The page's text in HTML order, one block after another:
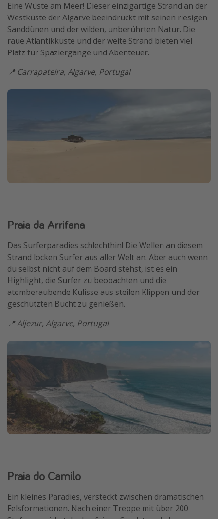
Eine Wüste am Meer! Dieser einzigartige Strand an der
Westküste der Algarve beeindruckt mit seinen riesigen
Sanddünen und der wilden, unberührten Natur. Die
raue Atlantikküste und der weite Strand bieten viel
Platz für Spaziergänge und Abenteuer.
📍 Carrapateira, Algarve, Portugal
Praia da Arrifana
Das Surferparadies schlechthin! Die Wellen an diesem
Strand locken Surfer aus aller Welt an. Aber auch wenn
du selbst nicht auf dem Board stehst, ist es ein
Highlight, die Surfer zu beobachten und die
atemberaubende Kulisse aus steilen Klippen und der
geschützten Bucht zu genießen.
📍 Aljezur, Algarve, Portugal
Praia do Camilo
Ein kleines Paradies, versteckt zwischen dramatischen
Felsformationen. Nach einer Treppe mit über 200